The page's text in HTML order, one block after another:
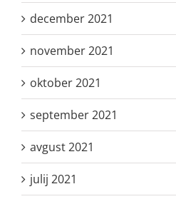
december 2021
november 2021
oktober 2021
september 2021
avgust 2021
julij 2021